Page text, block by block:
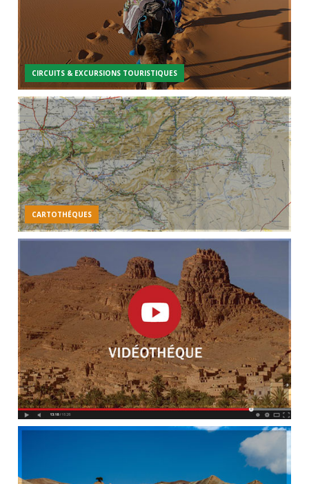
CIRCUITS & EXCURSIONS TOURISTIQUES
CARTOTHÉQUES